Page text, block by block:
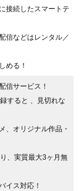
接続したスマートテ
信などはレンタル／
める！
信サービス！
すると 、見切れな
、オリジナル作品・
、実質最大3ヶ月無
イス対応！